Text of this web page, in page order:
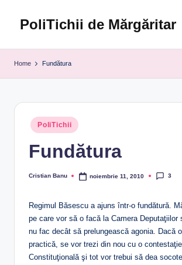
PoliTichii de Mărgăritar
Home Fundătura
Posted
in
PoliTichii
Fundătura
Posted
Cristian Banu noiembrie 11, 2010 3
Regimul Băsescu a ajuns într-o fundătură.
pe care vor să o facă la Camera Deputaţiilor
nu fac decât să prelungească agonia. Dacă
practică, se vor trezi din nou cu o
Constituţională şi tot vor trebui să dea